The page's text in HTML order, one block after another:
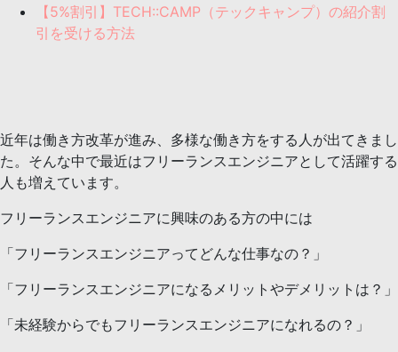
【5%割引】TECH::CAMP（テックキャンプ）の紹介割
引を受ける方法
近年は働き方改革が進み、多様な働き方をする人が出てきまし
た。そんな中で最近はフリーランスエンジニアとして活躍する
人も増えています。
フリーランスエンジニアに興味のある方の中には
「フリーランスエンジニアってどんな仕事なの？」
「フリーランスエンジニアになるメリットやデメリットは？」
「未経験からでもフリーランスエンジニアになれるの？」